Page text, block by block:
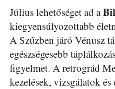
Július lehetőséget ad a
kiegyensúlyozottabb
A Szűzben járó Vénusz
egészségesebb
figyelmet. A retrográd
kezelések, vizsgálatok és